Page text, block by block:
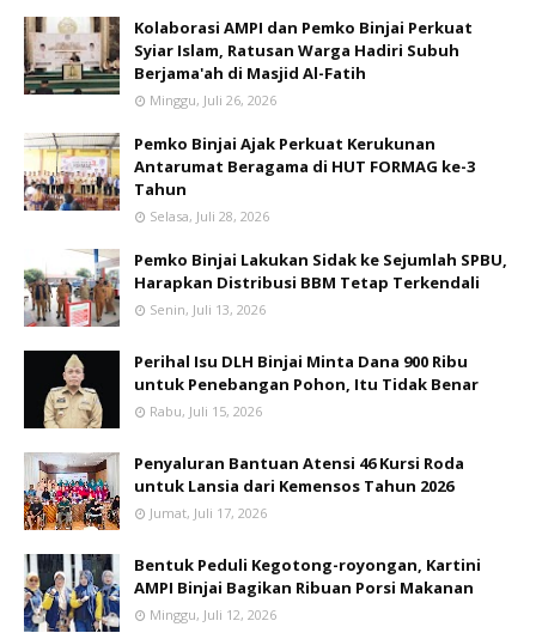
Kolaborasi AMPI dan Pemko Binjai Perkuat
Syiar Islam, Ratusan Warga Hadiri Subuh
Berjama'ah di Masjid Al-Fatih
Minggu, Juli 26, 2026
Pemko Binjai Ajak Perkuat Kerukunan
Antarumat Beragama di HUT FORMAG ke-3
Tahun
Selasa, Juli 28, 2026
Pemko Binjai Lakukan Sidak ke Sejumlah SPBU,
Harapkan Distribusi BBM Tetap Terkendali
Senin, Juli 13, 2026
Perihal Isu DLH Binjai Minta Dana 900 Ribu
untuk Penebangan Pohon, Itu Tidak Benar
Rabu, Juli 15, 2026
Penyaluran Bantuan Atensi 46 Kursi Roda
untuk Lansia dari Kemensos Tahun 2026
Jumat, Juli 17, 2026
Bentuk Peduli Kegotong-royongan, Kartini
AMPI Binjai Bagikan Ribuan Porsi Makanan
Minggu, Juli 12, 2026